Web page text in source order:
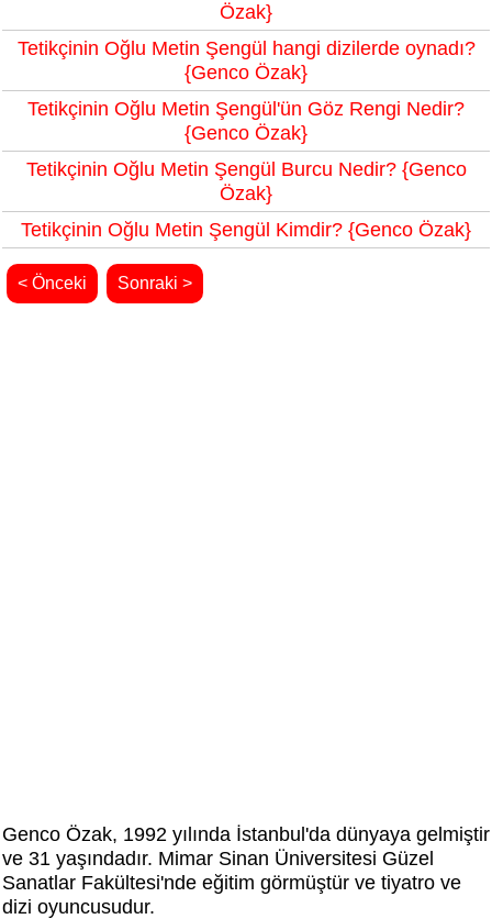
Özak}
Tetikçinin Oğlu Metin Şengül hangi dizilerde oynadı?
{Genco Özak}
Tetikçinin Oğlu Metin Şengül'ün Göz Rengi Nedir?
{Genco Özak}
Tetikçinin Oğlu Metin Şengül Burcu Nedir? {Genco
Özak}
Tetikçinin Oğlu Metin Şengül Kimdir? {Genco Özak}
< Önceki Sonraki >
Genco Özak, 1992 yılında İstanbul'da dünyaya gelmiştir
ve 31 yaşındadır. Mimar Sinan Üniversitesi Güzel
Sanatlar Fakültesi'nde eğitim görmüştür ve tiyatro ve
dizi oyuncusudur.